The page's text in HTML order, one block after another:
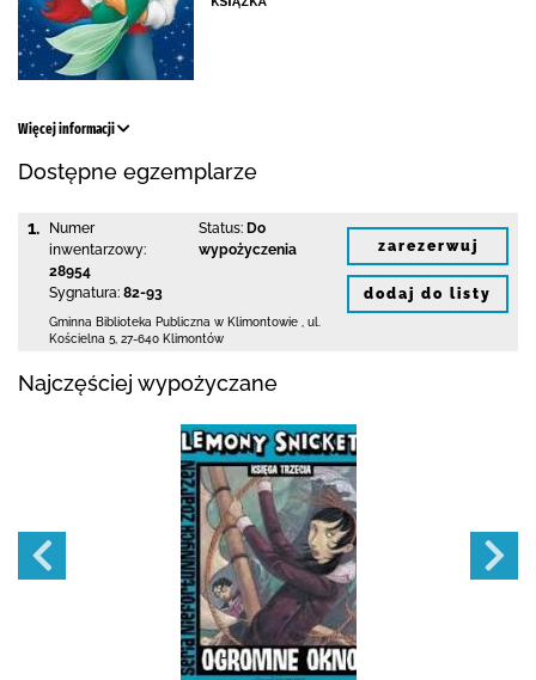
Więcej informacji
Dostępne egzemplarze
1.
Numer
inwentarzowy:
28954
Sygnatura: 82-93
Status: Do
wypożyczenia
Gminna Biblioteka Publiczna w Klimontowie
ul.
Kościelna 5 27-640 Klimontów
zarezerwuj
dodaj do listy
Najczęściej wypożyczane